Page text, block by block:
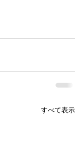
すべて表示